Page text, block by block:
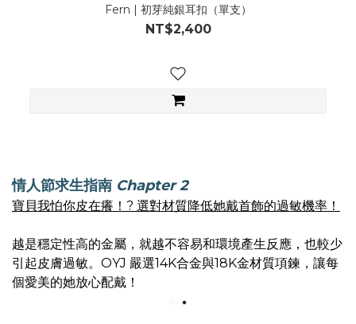
Fern | 初芽純銀耳扣（單支）
NT$2,400
情人節求生指南 Chapter 2
寶貝我怕你皮在癢！? 選對材質降低她戴首飾的過敏機率！
越是穩定性高的金屬，就越不容易和環境產生反應，也較少
引起皮膚過敏。OYJ 嚴選14K合金與18K金材質項鍊，讓每
個愛美的她放心配戴！